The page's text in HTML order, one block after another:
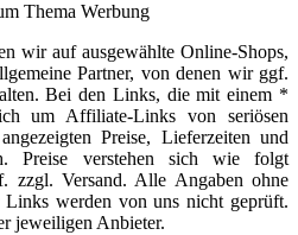
Thema Werbung
wir auf ausgewählte Online-Shops,
Partner, von denen wir ggf.
Bei den Links, die mit einem *
um Affiliate-Links von seriösen
Preise, Lieferzeiten und
Preise verstehen sich wie folgt
zzgl. Versand. Alle Angaben ohne
werden von uns nicht geprüft.
jeweiligen Anbieter.